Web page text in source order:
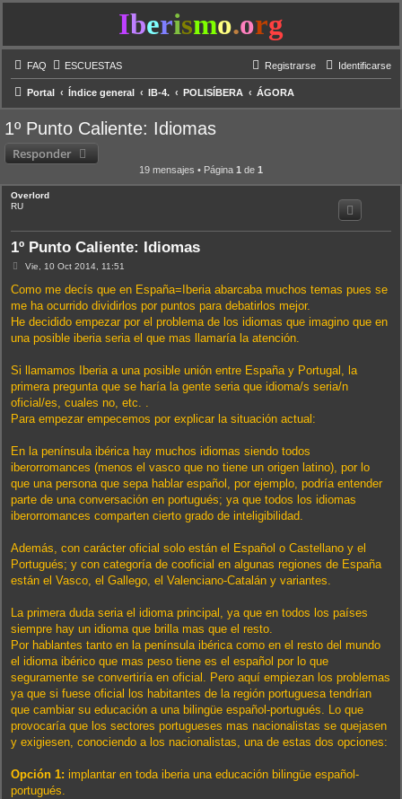
Iberismo.org
FAQ ESCUESTAS Identificarse
Registrarse
Portal Índice general IB-4. POLISÍBERA ÁGORA
1º Punto Caliente: Idiomas
Responder
19 mensajes • Página 1 de 1
Overlord
RU
1º Punto Caliente: Idiomas
M
n
a
j
Vie, 10 Oct 2014, 11:51
Como me decís que en España=Iberia abarcaba muchos temas pues se
me ha ocurrido dividirlos por puntos para debatirlos mejor.
He decidido empezar por el problema de los idiomas que imagino que en
una posible iberia seria el que mas llamaría la atención.
Si llamamos Iberia a una posible unión entre España y Portugal, la
primera pregunta que se haría la gente seria que idioma/s seria/n
oficial/es, cuales no, etc. .
Para empezar empecemos por explicar la situación actual:
En la península ibérica hay muchos idiomas siendo todos
iberorromances (menos el vasco que no tiene un origen latino), por lo
que una persona que sepa hablar español, por ejemplo, podría entender
parte de una conversación en portugués; ya que todos los idiomas
iberorromances comparten cierto grado de inteligibilidad.
Además, con carácter oficial solo están el Español o Castellano y el
Portugués; y con categoría de cooficial en algunas regiones de España
están el Vasco, el Gallego, el Valenciano-Catalán y variantes.
La primera duda seria el idioma principal, ya que en todos los países
siempre hay un idioma que brilla mas que el resto.
Por hablantes tanto en la península ibérica como en el resto del mundo
el idioma ibérico que mas peso tiene es el español por lo que
seguramente se convertiría en oficial. Pero aquí empiezan los problemas
ya que si fuese oficial los habitantes de la región portuguesa tendrían
que cambiar su educación a una bilingüe español-portugués. Lo que
provocaría que los sectores portugueses mas nacionalistas se quejasen
y exigiesen, conociendo a los nacionalistas, una de estas dos opciones:
Opción 1: implantar en toda iberia una educación bilingüe español-
portugués.